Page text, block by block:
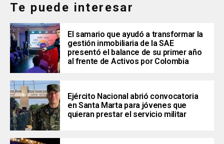
Te puede interesar
El samario que ayudó a transformar la
gestión inmobiliaria de la SAE
presentó el balance de su primer año
al frente de Activos por Colombia
Ejército Nacional abrió convocatoria
en Santa Marta para jóvenes que
quieran prestar el servicio militar